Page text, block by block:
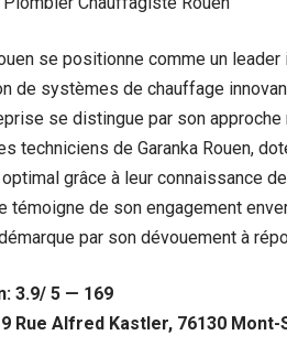
se positionne comme un
de systèmes de chauffage
se distingue par son
techniciens de Garanka Rouen,
grâce à leur connaissance
témoigne de son engagement
par son dévouement à
3.9/ 5 — 169
Rue Alfred Kastler, 76130 Mont-